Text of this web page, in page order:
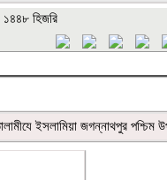
হিজরি
ইসলামিয়া জগন্নাথপুর পশ্চিম